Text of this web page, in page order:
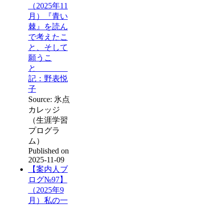
（2025年11
月）『青い
棘』を読ん
で考えたこ
と、そして
願うこ
と
記：野表悦
子
Source: 氷点
カレッジ
（生涯学習
プログラ
ム）
Published on
2025-11-09
【案内人ブ
ログ№97】
（2025年9
月）私の一